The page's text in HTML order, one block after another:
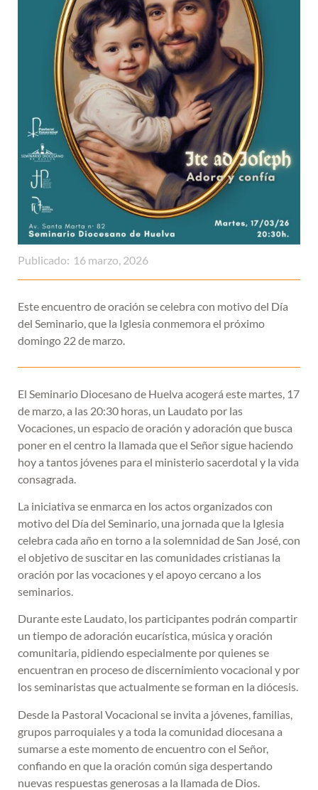
Publicado: 16 marzo, 2026
Este encuentro de oración se celebra con motivo del Día
del Seminario, que la Iglesia conmemora el próximo
domingo 22 de marzo.
El Seminario Diocesano de Huelva acogerá este martes, 17
de marzo, a las 20:30 horas, un Laudato por las
Vocaciones, un espacio de oración y adoración que busca
poner en el centro la llamada que el Señor sigue haciendo
hoy a tantos jóvenes para el ministerio sacerdotal y la vida
consagrada.
La iniciativa se enmarca en los actos organizados con
motivo del Día del Seminario, una jornada que la Iglesia
celebra cada año en torno a la solemnidad de San José, con
el objetivo de suscitar en las comunidades cristianas la
oración por las vocaciones y el apoyo cercano a los
seminarios.
Durante este Laudato, los participantes podrán compartir
un tiempo de adoración eucarística, música y oración
comunitaria, pidiendo especialmente por quienes se
encuentran en proceso de discernimiento vocacional y por
los seminaristas que actualmente se forman en la diócesis.
Desde la Pastoral Vocacional se invita a jóvenes, familias,
grupos parroquiales y a toda la comunidad diocesana a
sumarse a este momento de encuentro con el Señor,
confiando en que la oración común siga despertando
nuevas respuestas generosas a la llamada de Dios.